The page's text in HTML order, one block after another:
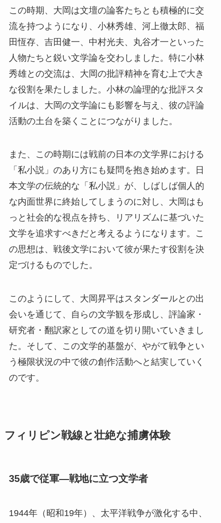
この時期、大岡は文壇の論客たちとも積極的に交
流を持つようになり、小林秀雄、河上徹太郎、福
田恆存、吉田健一、中村光夫、丸谷才一といった
人物たちと鋭い文学論を交わしました。特に小林
秀雄との交流は、大岡の批評精神を育む上で大き
な役割を果たしました。小林の論理的な批評スタ
イルは、大岡の文学論にも影響を与え、彼の評論
活動の土台を築くことにつながりました。
また、この時期には戦前の日本の文学界における
「私小説」のあり方にも疑問を抱き始めます。日
本文学の伝統的な「私小説」が、しばしば個人的
な内面世界に終始してしまうのに対し、大岡はも
っと社会的な視点を持ち、リアリズムに基づいた
文学を追求すべきだと考えるようになります。こ
の思想は、戦後文学において彼が果たす役割を決
定づけるものでした。
このようにして、大岡昇平はスタンダールとの出
会いを通じて、自らの文学観を形成し、評論家・
研究者・翻訳家としての道を切り開いていきまし
た。そして、この文学的基盤が、やがて戦争とい
う極限状況の中で彼の創作活動へと結実していく
のです。
フィリピン戦線と壮絶な捕虜体験
35歳で従軍—戦地に立つ文学者
1944年（昭和19年）、太平洋戦争が激化する中、